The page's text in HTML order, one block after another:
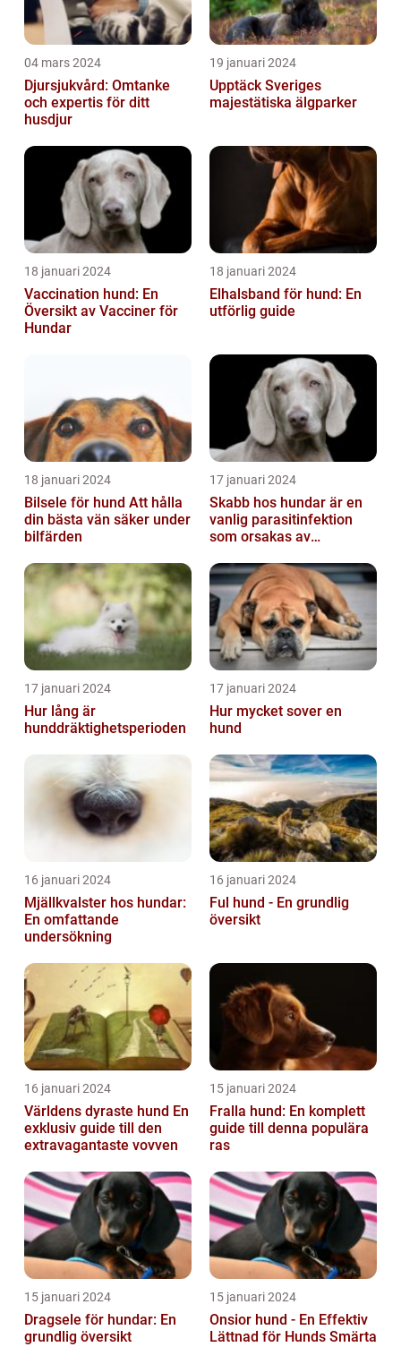
04 mars 2024
Djursjukvård: Omtanke
och expertis för ditt
husdjur
19 januari 2024
Upptäck Sveriges
majestätiska älgparker
18 januari 2024
Vaccination hund: En
Översikt av Vacciner för
Hundar
18 januari 2024
Elhalsband för hund: En
utförlig guide
18 januari 2024
Bilsele för hund Att hålla
din bästa vän säker under
bilfärden
17 januari 2024
Skabb hos hundar är en
vanlig parasitinfektion
som orsakas av
scabiei
17 januari 2024
Hur lång är
hunddräktighetsperioden
17 januari 2024
Hur mycket sover en
hund
16 januari 2024
Mjällkvalster hos hundar:
En omfattande
undersökning
16 januari 2024
Ful hund - En grundlig
översikt
16 januari 2024
Världens dyraste hund En
exklusiv guide till den
extravagantaste vovven
15 januari 2024
Fralla hund: En komplett
guide till denna populära
ras
15 januari 2024
Dragsele för hundar: En
grundlig översikt
15 januari 2024
Onsior hund - En Effektiv
Lättnad för Hunds Smärta